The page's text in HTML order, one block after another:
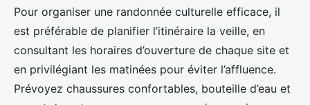
Pour organiser une randonnée culturelle efficace, il
est préférable de planifier l’itinéraire la veille, en
consultant les horaires d’ouverture de chaque site et
en privilégiant les matinées pour éviter l’affluence.
Prévoyez chaussures confortables, bouteille d’eau et